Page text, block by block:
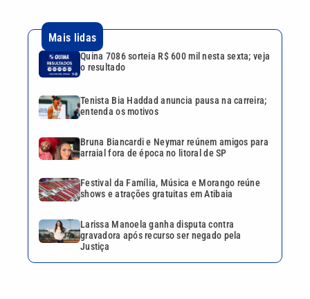
shows e atrações gratuitas em Atibaia
Larissa Manoela ganha disputa contra
gravadora após recurso ser negado pela
Justiça
Continua após a publicidade
VTV é afiliada do
CATEGORIAS
Cotidiano Esportes
Mundo Polícia